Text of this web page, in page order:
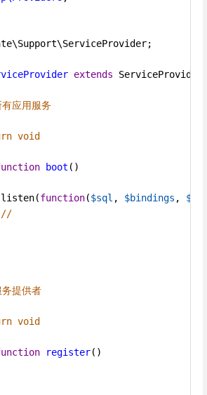
;
extends ServiceProvider
应用服务
void
boot ()
listen(function($sql , $bindings ,
//
提供者
void
register()